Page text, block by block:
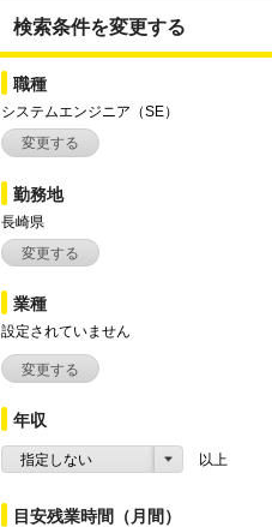
検索条件を変更する
職種
システムエンジニア（SE）
変更する
勤務地
長崎県
変更する
業種
設定されていません
変更する
年収
指定しない 以上
目安残業時間（月間）